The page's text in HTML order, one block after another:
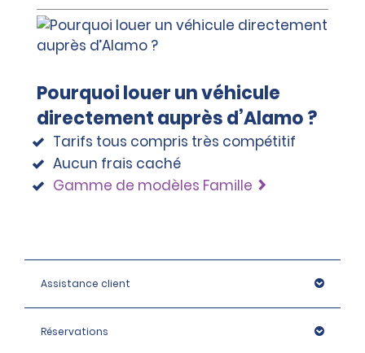
Pourquoi louer un véhicule
directement auprès d’Alamo ?
Tarifs tous compris très compétitif
Aucun frais caché
Gamme de modèles Famille
Assistance client
Réservations